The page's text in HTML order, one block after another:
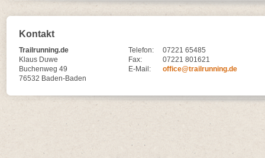
Kontakt
Trailrunning.de
Klaus Duwe
Buchenweg 49
76532 Baden-Baden
Telefon:
07221 65485
Fax:
07221 801621
E-Mail:
office@trailrunning.de